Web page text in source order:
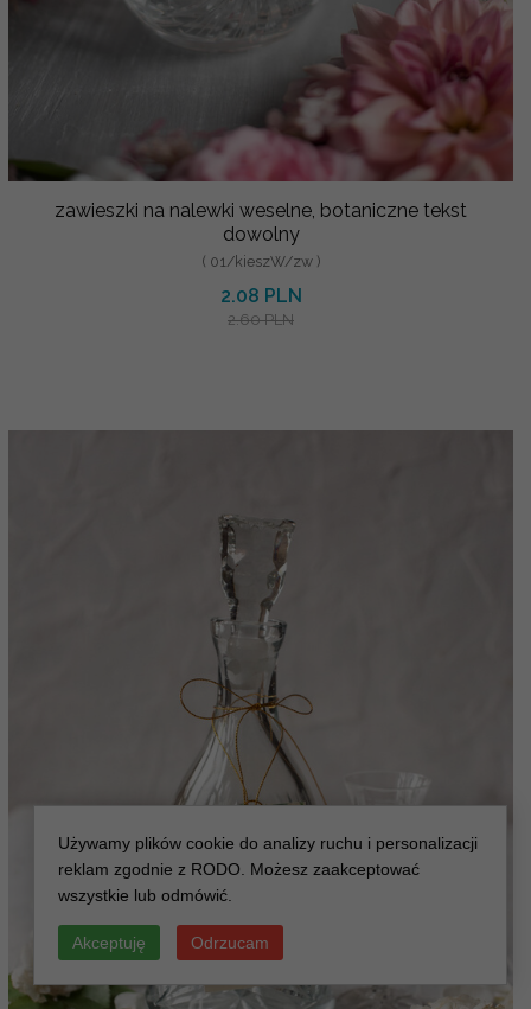
zawieszki na nalewki weselne, botaniczne tekst
dowolny
( 01/kieszW/zw )
2.08 PLN
2.60 PLN
Używamy plików cookie do analizy ruchu i personalizacji
reklam zgodnie z RODO. Możesz zaakceptować
wszystkie lub odmówić.
Akceptuję Odrzucam